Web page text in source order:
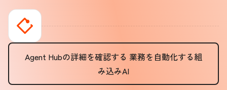
Agent Hubの詳細を確認する 業務を自動化する組
み込みAI